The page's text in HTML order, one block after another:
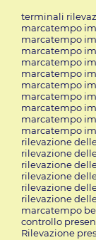
terminali
marcatempo
marcatempo
marcatempo
marcatempo
marcatempo
marcatempo
marcatempo
marcatempo
marcatempo
marcatempo
rilevazione
rilevazione
rilevazione
rilevazione
rilevazione
rilevazione
marcatempo
controllo
Rilevazione